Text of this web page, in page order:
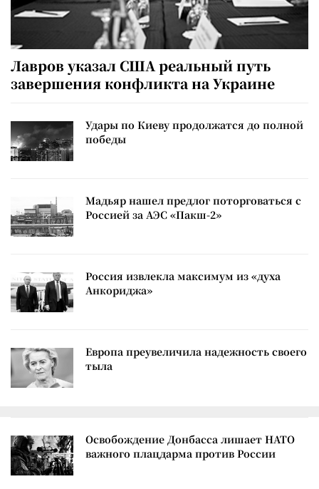
Лавров указал США реальный путь
завершения конфликта на Украине
Удары по Киеву продолжатся до полной
победы
Мадьяр нашел предлог поторговаться с
Россией за АЭС «Пакш-2»
Россия извлекла максимум из «духа
Анкориджа»
Европа преувеличила надежность своего
тыла
Освобождение Донбасса лишает НАТО
важного плацдарма против России